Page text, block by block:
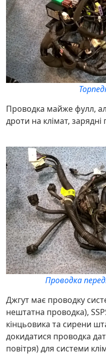
Проводка майже фулл,
дроти на клімат, зарядні
Проводка
Джгут має проводку
нештатна проводка),
кінцьовика та сирени
докидатися проводка
повітря) для системи